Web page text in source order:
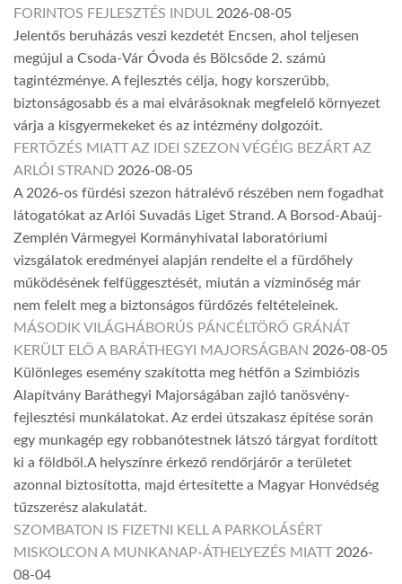
FORINTOS FEJLESZTÉS INDUL 2026-08-05
Jelentős beruházás veszi kezdetét Encsen, ahol teljesen
megújul a Csoda-Vár Óvoda és Bölcsőde 2. számú
tagintézménye. A fejlesztés célja, hogy korszerűbb,
biztonságosabb és a mai elvárásoknak megfelelő környezet
várja a kisgyermekeket és az intézmény dolgozóit.
FERTŐZÉS MIATT AZ IDEI SZEZON VÉGÉIG BEZÁRT AZ
ARLÓI STRAND 2026-08-05
A 2026-os fürdési szezon hátralévő részében nem fogadhat
látogatókat az Arlói Suvadás Liget Strand. A Borsod-Abaúj-
Zemplén Vármegyei Kormányhivatal laboratóriumi
vizsgálatok eredményei alapján rendelte el a fürdőhely
működésének felfüggesztését, miután a vízminőség már
nem felelt meg a biztonságos fürdőzés feltételeinek.
MÁSODIK VILÁGHÁBORÚS PÁNCÉLTÖRŐ GRÁNÁT
KERÜLT ELŐ A BARÁTHEGYI MAJORSÁGBAN 2026-08-05
Különleges esemény szakította meg hétfőn a Szimbiózis
Alapítvány Baráthegyi Majorságában zajló tanösvény-
fejlesztési munkálatokat. Az erdei útszakasz építése során
egy munkagép egy robbanótestnek látszó tárgyat fordított
ki a földből.A helyszínre érkező rendőrjárőr a területet
azonnal biztosította, majd értesítette a Magyar Honvédség
tűzszerész alakulatát.
SZOMBATON IS FIZETNI KELL A PARKOLÁSÉRT
MISKOLCON A MUNKANAP-ÁTHELYEZÉS MIATT 2026-
08-04